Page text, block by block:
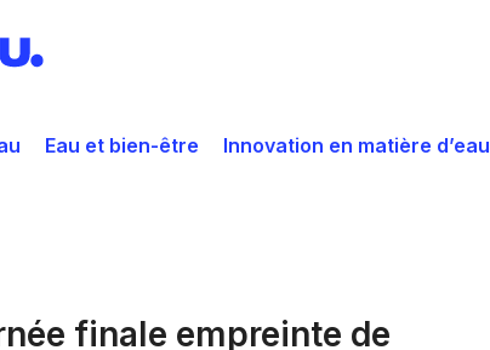
Eau et bien-être Innovation en matière d’eau
finale empreinte de